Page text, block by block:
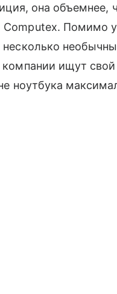
она объемнее,
Computex. Помимо
компании ищут
ноутбука